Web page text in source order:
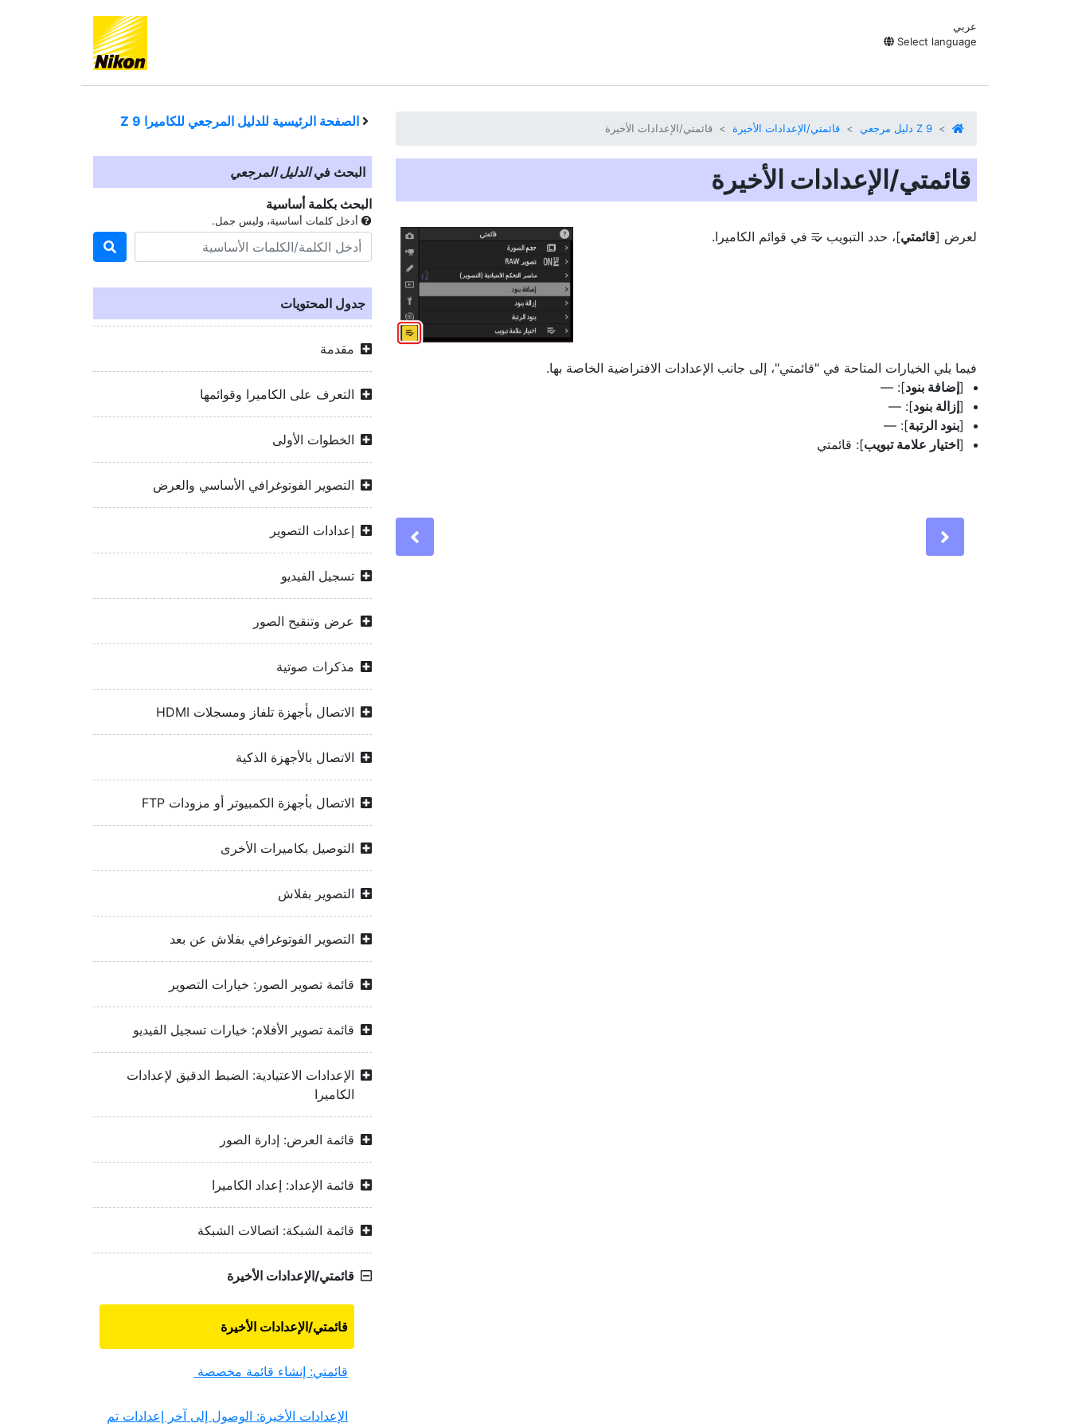
عربي
Select language
الصفحة الرئيسية للدليل المرجعي للكاميرا Z 9
البحث فيالدليل المرجعي
البحث بكلمة أساسية
أدخل كلمات أساسية، وليس جمل.
جدول المحتويات
مقدمة
التعرف على الكاميرا وقوائمها
الخطوات الأولى
التصوير الفوتوغرافي الأساسي والعرض
إعدادات التصوير
تسجيل الفيديو
عرض وتنقيح الصور
مذكرات صوتية
الاتصال بأجهزة تلفاز ومسجلات HDMI‏‏
الاتصال بالأجهزة الذكية
الاتصال بأجهزة الكمبيوتر أو مزودات FTP‏‏
التوصيل بكاميرات الأخرى
التصوير بفلاش
التصوير الفوتوغرافي بفلاش عن بعد
قائمة تصوير الصور: خيارات التصوير
قائمة تصوير الأفلام: خيارات تسجيل الفيديو
الإعدادات الاعتيادية: الضبط الدقيق لإعدادات
الكاميرا
قائمة العرض: إدارة الصور
قائمة الإعداد: إعداد الكاميرا
قائمة الشبكة: اتصالات الشبكة
قائمتي/الإعدادات الأخيرة
قائمتي/الإعدادات الأخيرة
قائمتي: إنشاء قائمة مخصصة
الإعدادات الأخيرة: الوصول إلى آخر إعدادات تم
Z 9 دليل مرجعي قائمتي/الإعدادات الأخيرة قائمتي/الإعدادات الأخيرة
قائمتي/الإعدادات الأخيرة
لعرض [قائمتي]، حدد التبويب O في قوائم الكاميرا.
فيما يلي الخيارات المتاحة في "قائمتي"، إلى جانب الإعدادات الافتراضية الخاصة بها.
[إضافة بنود]: —
[إزالة بنود]: —
[بنود الرتبة]: —
[اختيار علامة تبويب]: قائمتي